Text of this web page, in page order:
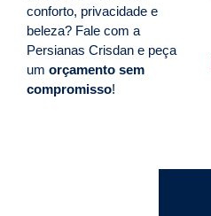
conforto, privacidade e
beleza? Fale com a
Persianas Crisdan e peça
um orçamento sem
compromisso!